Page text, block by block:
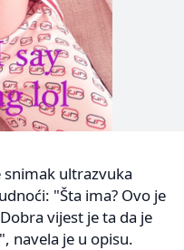
snimak ultrazvuka
"Šta ima? Ovo je
vijest je ta da je
navela je u opisu.